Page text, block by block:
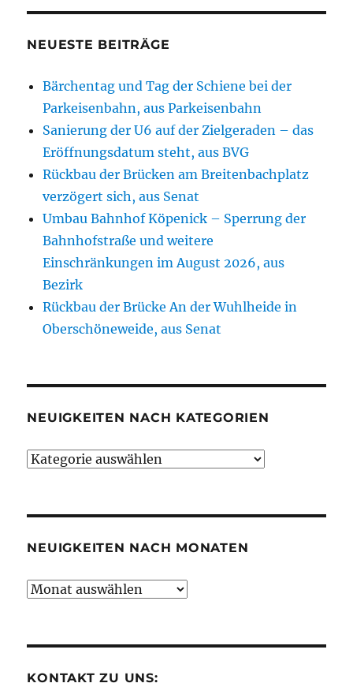
NEUESTE BEITRÄGE
Bärchentag und Tag der Schiene bei der
Parkeisenbahn, aus Parkeisenbahn
Sanierung der U6 auf der Zielgeraden – das
Eröffnungsdatum steht, aus BVG
Rückbau der Brücken am Breitenbachplatz
verzögert sich, aus Senat
Umbau Bahnhof Köpenick – Sperrung der
Bahnhofstraße und weitere
Einschränkungen im August 2026, aus
Bezirk
Rückbau der Brücke An der Wuhlheide in
Oberschöneweide, aus Senat
NEUIGKEITEN NACH KATEGORIEN
Neuigkeiten
NEUIGKEITEN NACH MONATEN
Neuigkeiten
KONTAKT ZU UNS: